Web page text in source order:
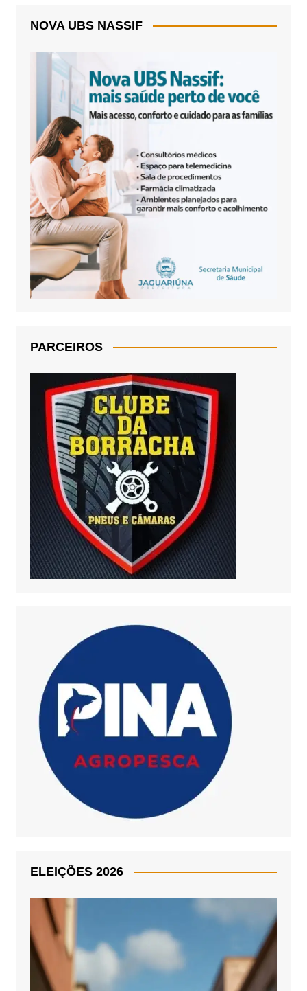
NOVA UBS NASSIF
PARCEIROS
ELEIÇÕES 2026